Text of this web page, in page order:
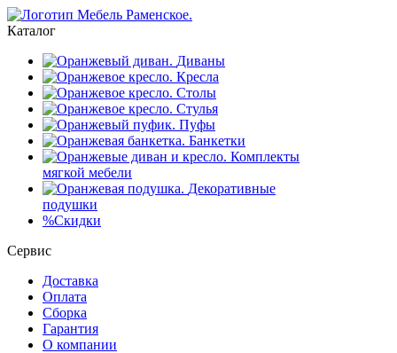
Каталог
Диваны
Кресла
Столы
Стулья
Пуфы
Банкетки
Комплекты
мягкой мебели
Декоративные
подушки
%Скидки
Сервис
Доставка
Оплата
Сборка
Гарантия
О компании